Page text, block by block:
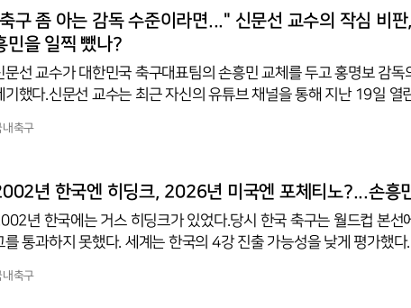
이다. 멕시코 수비도 그를 신경 쓰느라 쉽게 전진하지 못했다. 홍 감독 역
구 좀 아는 감독 수준이라면..." 신문선 교수의 작심 비
민을 일찍 뺐나?
문선 교수가 대한민국 축구대표팀의 손흥민 교체를 두고 홍명보 감독
기했다.신문선 교수는 최근 자신의 유튜브 채널을 통해 지난 19일 열
다. 그는 당시 손흥민이 체력이나 움직임 면에서 특별한 문제를 드러낸
니지 않았나"라며 "그렇다면 손흥민을 윙으로 두고 오현규를 중앙에
도 대체로 동의할 것"이라고 말했다.이어 그는 "세계적인 슈퍼스타가
내축구
년 한국엔 히딩크, 2026년 미국엔 포체티노?...손흥
년 한국에는 거스 히딩크가 있었다.당시 한국 축구는 월드컵 본선
를 통과하지 못했다. 세계는 한국의 4강 진출 가능성을 낮게 평가했
아, 스페인까지 차례로 무너뜨렸다. 결국 한국 축구 역사에 길이 남을 4
내축구